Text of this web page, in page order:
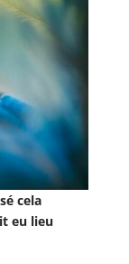
cela
eu lieu